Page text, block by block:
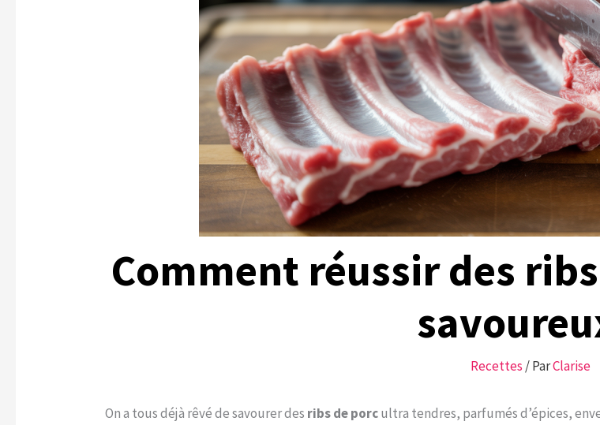
Comment réussir des
Recettes / ParClarise
On a tous déjà rêvé de savourer des ribs de porcultra tendres, parfumés d’épices,